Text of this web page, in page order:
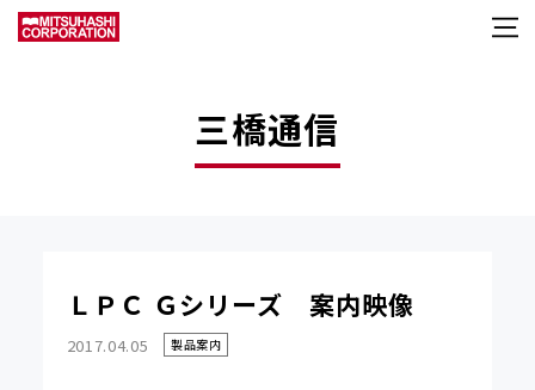
三橋通信
ＬＰＣ Ｇシリーズ 案内映像
2017.04.05 製品案内